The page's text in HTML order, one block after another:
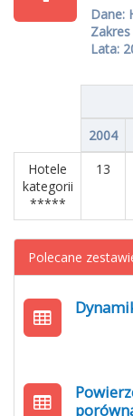
Dane:
Lata:
2004
Hotele
kategorii
*****
13
Polecane